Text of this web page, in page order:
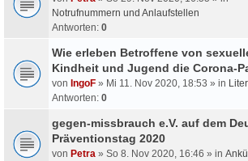
Notrufnummern und Anlaufstellen
Antworten: 0
Wie erleben Betroffene von
Kindheit und Jugend die Corona-
von IngoF » Mi 11. Nov 2020, 18:53 » in
Antworten: 0
gegen-missbrauch e.V. auf dem
Präventionstag 2020
von Petra » So 8. Nov 2020, 16:46 » in